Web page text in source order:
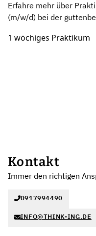
Erfahre mehr über
(m/w/d) bei der
1 wöchiges Praktikum
Kontakt
Immer den richtigen
0917994490
INFO@THINK-ING.DE